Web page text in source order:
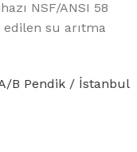
NSF/ANSI 58
edilen su arıtma
B Pendik / İstanbul